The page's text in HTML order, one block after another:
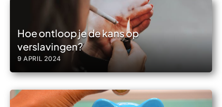
Hoe ontloop je de kans op
verslavingen?
9 APRIL 2024